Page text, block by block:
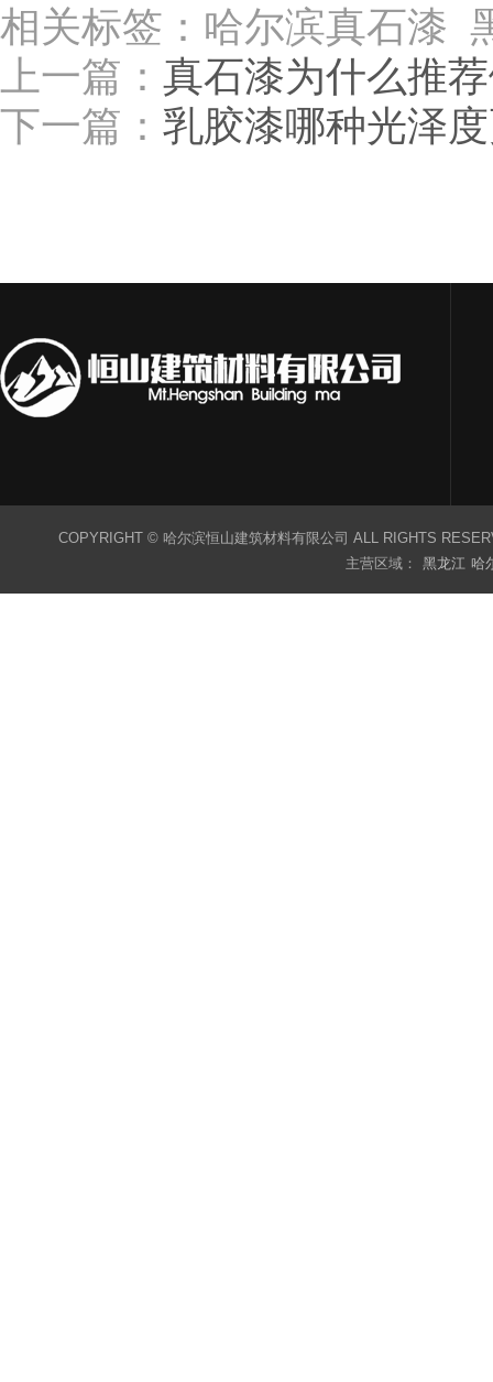
相关标签：哈尔滨真石漆
上一篇： 真石漆为什么推
下一篇： 乳胶漆哪种光泽
COPYRIGHT © 哈尔滨恒山建筑材料有限公司 ALL RIGHTS
主营区域：
黑龙江 哈